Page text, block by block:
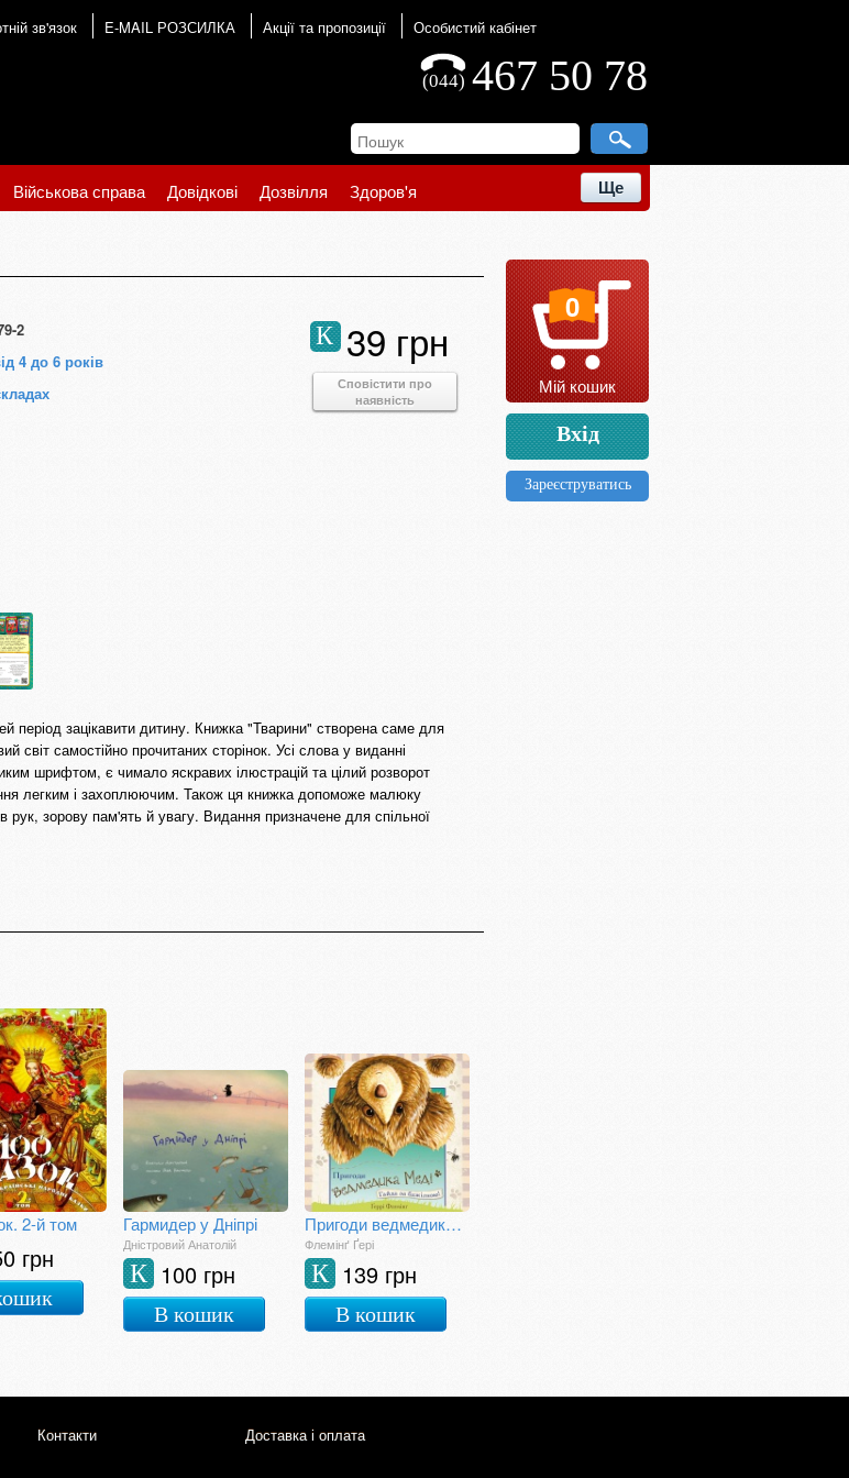
зв'язок E-MAIL РОЗСИЛКА Акції та пропозиції Особистий кабінет
467 50 78
(044)
Військова справа Довідкові Дозвілля Здоров'я Ще
2
4 до 6 років
39 грн
К
Сповістити про
наявність
період зацікавити дитину. Книжка "Тварини" створена саме для
світ самостійно прочитаних сторінок. Усі слова у виданні
шрифтом, є чимало яскравих ілюстрацій та цілий розворот
легким і захоплюючим. Також ця книжка допоможе малюку
рук, зорову пам'ять й увагу. Видання призначене для спільної
2-й том
грн
Гармидер у Дніпрі
Дністровий Анатолій
100 грн
К
В кошик
Пригоди ведмедика Меді. Гайда за бджілкою
Флемінґ Ґері
139 грн
К
В кошик
0
Мій кошик
Вхід
Зареєструватись
Контакти Доставка і оплата